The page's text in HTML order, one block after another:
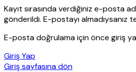
Kayıt sırasında verdiğiniz e-posta
gönderildi. E-postayı almadıysanız
E-posta doğrulama için önce giriş
Giriş Yap
Giriş sayfasına dön